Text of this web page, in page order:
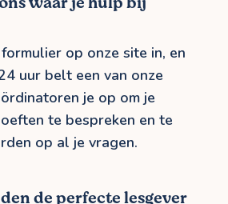
op onze site in, en
uur belt een van onze
je op om je
te bespreken en te
op al je vragen.
de perfecte lesgever